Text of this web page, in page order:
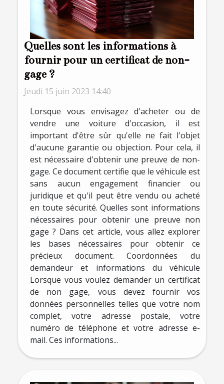
Quelles sont les informations à
fournir pour un certificat de non-
gage ?
Jeudi 15 juin 2023 14:40
Lorsque vous envisagez d'acheter ou de
vendre une voiture d'occasion, il est
important d'être sûr qu'elle ne fait l'objet
d'aucune garantie ou objection. Pour cela, il
est nécessaire d'obtenir une preuve de non-
gage. Ce document certifie que le véhicule est
sans aucun engagement financier ou
juridique et qu'il peut être vendu ou acheté
en toute sécurité. Quelles sont informations
nécessaires pour obtenir une preuve non
gage ? Dans cet article, vous allez explorer
les bases nécessaires pour obtenir ce
précieux document. Coordonnées du
demandeur et informations du véhicule
Lorsque vous voulez demander un certificat
de non gage, vous devez fournir vos
données personnelles telles que votre nom
complet, votre adresse postale, votre
numéro de téléphone et votre adresse e-
mail. Ces informations...